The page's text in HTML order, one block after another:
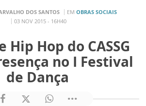
DOS SANTOS EM OBRAS SOCIAIS
03 NOV 2015 - 16H40
Hip Hop do CASSG
no I Festival
de Dança